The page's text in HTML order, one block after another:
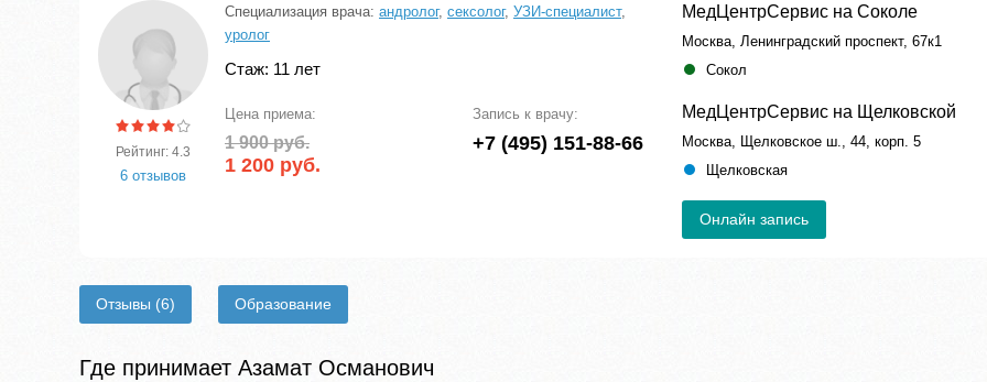
Рейтинг: 4.3
6 отзывов
Специализация врача: андролог, сексолог, УЗИ-специалист,
уролог
Стаж: 11 лет
Цена приема:
1 900 руб.
1 200 руб.
Запись к врачу:
+7 (495) 151-88-66
МедЦентрСервис на Соколе
Москва, Ленинградский проспект, 67к1
Сокол
МедЦентрСервис на Щелковской
Москва, Щелковское ш., 44, корп. 5
Щелковская
Онлайн запись
Отзывы (6) Образование
Где принимает Азамат Османович